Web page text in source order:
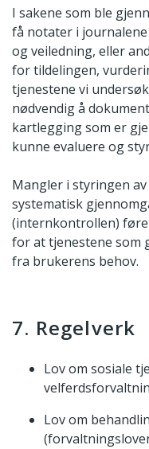
I sakene som ble
få notater i
og veiledning, eller
for tildelingen,
tjenestene vi
nødvendig å
kartlegging som er
kunne evaluere og
Mangler i styringen
systematisk
(internkontrollen)
for at tjenestene som
fra brukerens behov.
7. Regelverk
Lov om sosiale
Lov om